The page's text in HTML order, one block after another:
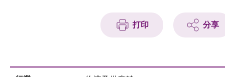
打印 分享